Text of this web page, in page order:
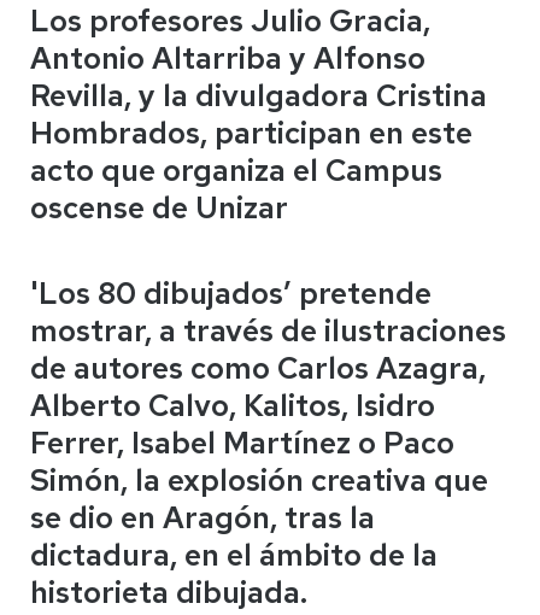
Los profesores Julio Gracia,
Antonio Altarriba y Alfonso
Revilla, y la divulgadora Cristina
Hombrados, participan en este
acto que organiza el Campus
oscense de Unizar
'Los 80 dibujados’ pretende
mostrar, a través de ilustraciones
de autores como Carlos Azagra,
Alberto Calvo, Kalitos, Isidro
Ferrer, Isabel Martínez o Paco
Simón, la explosión creativa que
se dio en Aragón, tras la
dictadura, en el ámbito de la
historieta dibujada.